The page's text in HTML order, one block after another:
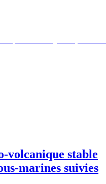
volcanique stable
marines suivies